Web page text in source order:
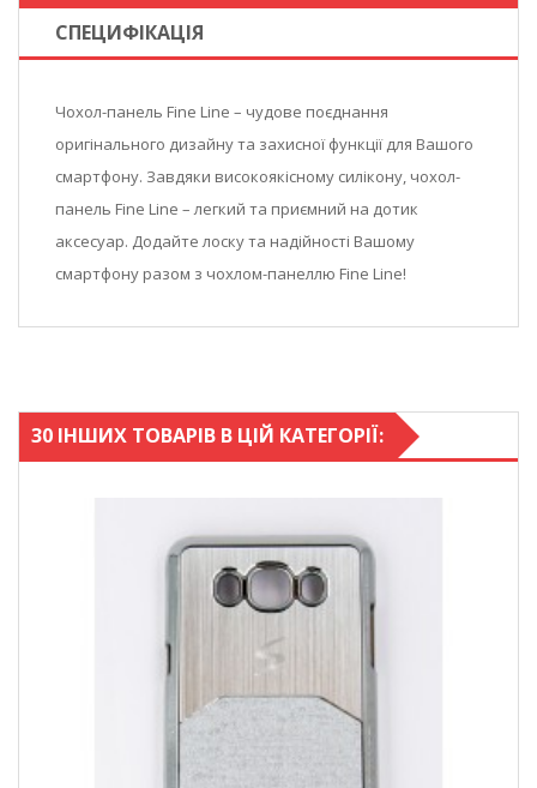
СПЕЦИФІКАЦІЯ
Чохол-панель Fine Line – чудове поєднання
оригінального дизайну та захисної функції для Вашого
смартфону. Завдяки високоякісному силікону, чохол-
панель Fine Line – легкий та приємний на дотик
аксесуар. Додайте лоску та надійності Вашому
смартфону разом з чохлом-панеллю Fine Line!
30 ІНШИХ ТОВАРІВ В ЦІЙ КАТЕГОРІЇ: